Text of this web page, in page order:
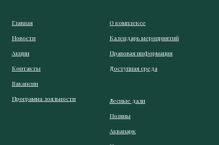
Главная
Новости
Акции
Контакты
Вакансии
Программа лояльности
О комплексе
Календарь мероприятий
Правовая информация
Доступная среда
Лесные дали
Поляны
Аквапарк